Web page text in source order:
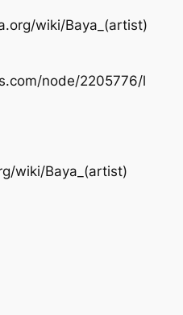
wiki/Baya_(artist)
node/2205776/l
wiki/Baya_(artist)